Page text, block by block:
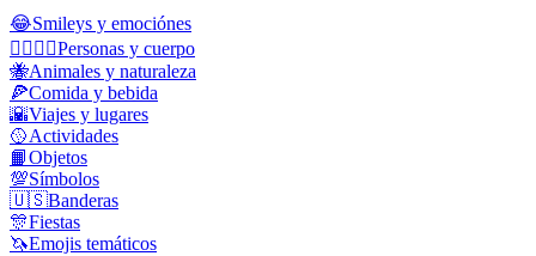
😂Smileys y emociónes
👩‍❤️‍💋‍👨Personas y cuerpo
🐝Animales y naturaleza
🍕Comida y bebida
🌇Viajes y lugares
🥎Actividades
📙Objetos
💯Símbolos
🇺🇸Banderas
🎊Fiestas
🦄Emojis temáticos